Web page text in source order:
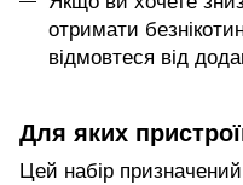
отримати
відмовтеся від
Для яких
Цей набір